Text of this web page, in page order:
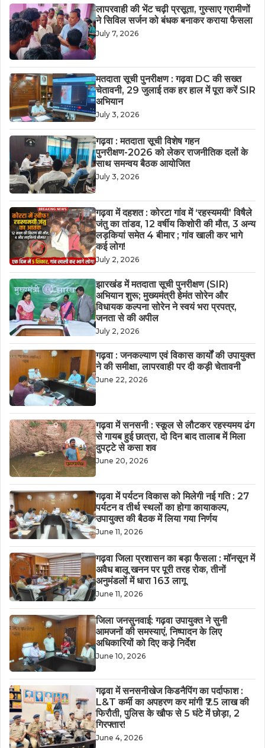
लापरवाही की भेंट चढ़ी प्रसूता, गुस्साए ग्रामीणों
ने सिविल सर्जन को बंधक बनाकर कराया फैसला
July 7, 2026
मतदाता सूची पुनरीक्षण : गढ़वा DC की सख्त
चेतावनी, 29 जुलाई तक हर हाल में पूरा करें SIR
अभियान
July 3, 2026
गढ़वा : मतदाता सूची विशेष गहन
पुनरीक्षण-2026 को लेकर राजनीतिक दलों के
साथ समन्वय बैठक आयोजित
July 3, 2026
गढ़वा में दहशत : कोरटा गांव में ‘रहस्यमयी’ विषैले
जंतु का तांडव, 12 वर्षीय किशोरी की मौत, 3 अन्य
लड़कियां समेत 4 बीमार ; गांव खाली कर भागे
कई लोग!
July 2, 2026
झारखंड में मतदाता सूची पुनरीक्षण (SIR)
अभियान शुरू; मुख्यमंत्री हेमंत सोरेन और
विधायक कल्पना सोरेन ने स्वयं भरा प्रपत्र,
जनता से की अपील
July 2, 2026
गढ़वा : जनकल्याण एवं विकास कार्यों की उपायुक्त
ने की समीक्षा, लापरवाही पर दी कड़ी चेतावनी
June 22, 2026
गढ़वा में सनसनी : स्कूल से लौटकर रहस्यमय ढंग
से गायब हुई छात्रा, दो दिन बाद तालाब में मिला
दुपट्टे से कसा शव
June 20, 2026
गढ़वा में पर्यटन विकास को मिलेगी नई गति : 27
पर्यटन व तीर्थ स्थलों का होगा कायाकल्प,
उपायुक्त की बैठक में लिया गया निर्णय
June 11, 2026
गढ़वा जिला प्रशासन का बड़ा फैसला : मॉनसून में
अवैध बालू खनन पर पूरी तरह रोक, तीनों
अनुमंडलों में धारा 163 लागू
June 11, 2026
जिला जनसुनवाई: गढ़वा उपायुक्त ने सुनी
आमजनों की समस्याएं, निष्पादन के लिए
अधिकारियों को दिए कड़े निर्देश
June 10, 2026
गढ़वा में सनसनीखेज किडनैपिंग का पर्दाफाश :
L&T कर्मी का अपहरण कर मांगी ₹7.5 लाख की
फिरौती, पुलिस के खौफ से 5 घंटे में छोड़ा, 2
गिरफ्तार!
June 4, 2026